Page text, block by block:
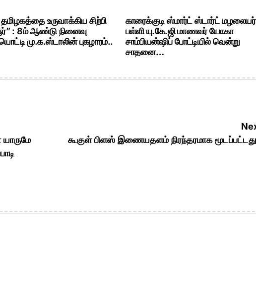
உருவாக்கிய சிற்பி
: 8ம் ஆண்டு நினைவு
மு.க.ஸ்டாலின் புகழாரம்..
காரைக்குடி ஸ்மார்ட் ஸ்டார்ட் மழலையர்
பள்ளி யு.கே.ஜி மாணவர் யோகா
சாம்பியன்ஷிப் போட்டியில் வென்று
சாதனை…
கூகுள் பிளஸ் இணையதளம் நிரந்தரமாக